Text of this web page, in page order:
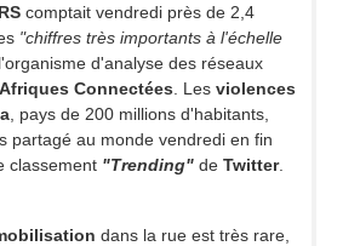
comptait vendredi près de 2,4
"chiffres très importants à l'échelle
d'analyse des réseaux
Afriques Connectées . Les violences
, pays de 200 millions d'habitants,
partagé au monde vendredi en fin
classement "Trending" de Twitter.
dans la rue est très rare,